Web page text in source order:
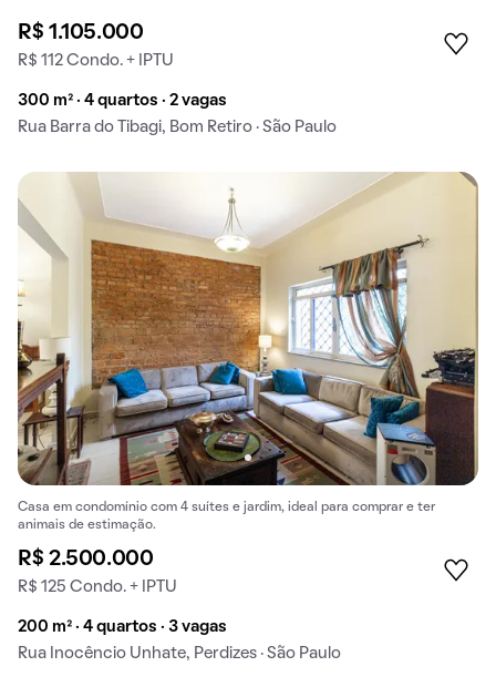
R$ 1.105.000
R$ 112 Condo. + IPTU
300 m² · 4 quartos · 2 vagas
Rua Barra do Tibagi, Bom Retiro · São Paulo
Casa em condomínio com 4 suítes e jardim, ideal para comprar e ter
animais de estimação.
R$ 2.500.000
R$ 125 Condo. + IPTU
200 m² · 4 quartos · 3 vagas
Rua Inocêncio Unhate, Perdizes · São Paulo